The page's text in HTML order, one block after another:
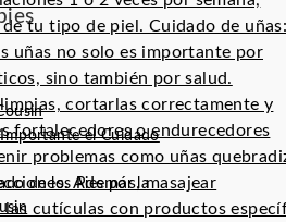
tu tipo de piel. Cuidado de
uñas no solo es importante por
sino también por salud.
cortarlas correctamente y
fortalecedores o endurecedores
problemas como uñas
Además, masajear
las cutículas con productos
el Cuidado
de los Pies por la